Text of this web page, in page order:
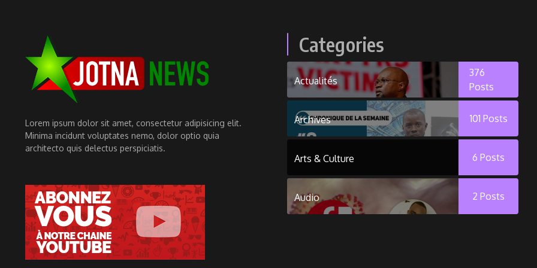
Lorem ipsum dolor sit amet, consectetur adipisicing elit.
Minima incidunt voluptates nemo, dolor optio quia
architecto quis delectus perspiciatis.
Categories
Actualités
376
Posts
Archives 101 Posts
Arts & Culture 6Posts
Audio 2Posts